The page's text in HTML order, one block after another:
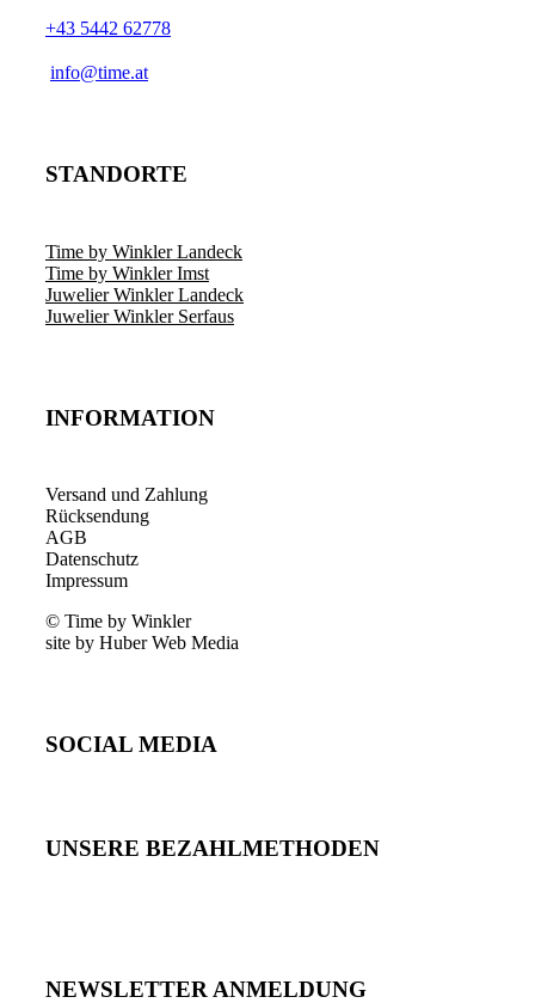
+43 5442 62778
info@time.at
STANDORTE
Time by Winkler Landeck
Time by Winkler Imst
Juwelier Winkler Landeck
Juwelier Winkler Serfaus
INFORMATION
Versand und Zahlung
Rücksendung
AGB
Datenschutz
Impressum
© Time by Winkler
site by Huber Web Media
SOCIAL MEDIA
UNSERE BEZAHLMETHODEN
NEWSLETTER ANMELDUNG